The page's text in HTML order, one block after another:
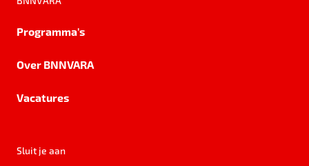
Programma's
Over BNNVARA
Vacatures
Sluit je aan